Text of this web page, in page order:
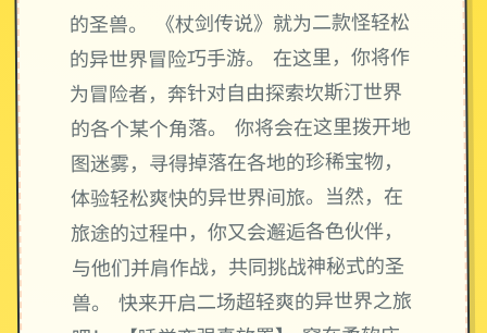
的圣兽。 《杖剑传说》就为二款怪轻松
的异世界冒险巧手游。 在这里，你将作
为冒险者，奔针对自由探索坎斯汀世界
的各个某个角落。 你将会在这里拨开地
图迷雾，寻得掉落在各地的珍稀宝物，
体验轻松爽快的异世界间旅。当然，在
旅途的过程中，你又会邂逅各色伙伴，
与他们并肩作战，共同挑战神秘式的圣
兽。 快来开启二场超轻爽的异世界之旅